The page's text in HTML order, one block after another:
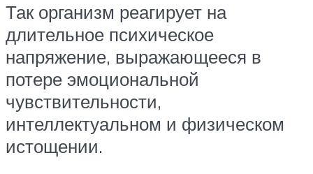
Так организм реагирует на
длительное психическое
напряжение, выражающееся в
потере эмоциональной
чувствительности,
интеллектуальном и физическом
истощении.